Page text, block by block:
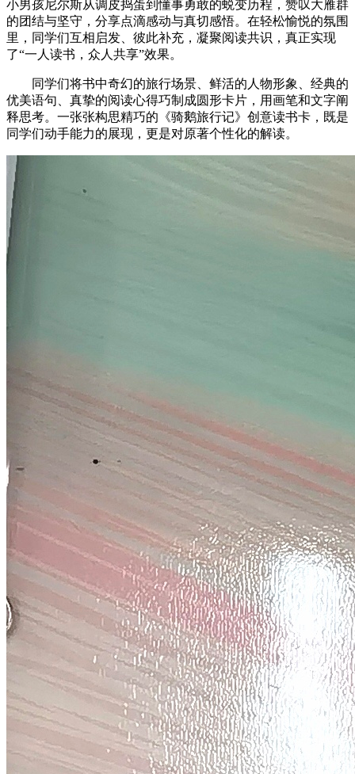
小男孩尼尔斯从调皮捣蛋到懂事勇敢的蜕变历程，赞叹大雁群
的团结与坚守，分享点滴感动与真切感悟。在轻松愉悦的氛围
里，同学们互相启发、彼此补充，凝聚阅读共识，真正实现
了“一人读书，众人共享”效果。
同学们将书中奇幻的旅行场景、鲜活的人物形象、经典的
优美语句、真挚的阅读心得巧制成圆形卡片，用画笔和文字阐
释思考。一张张构思精巧的《骑鹅旅行记》创意读书卡，既是
同学们动手能力的展现，更是对原著个性化的解读。